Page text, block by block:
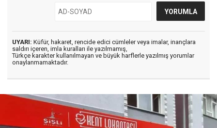
UYARI: Küfür, hakaret, rencide edici cümleler veya imalar, inançlara
saldırı içeren, imla kuralları ile yazılmamış,
Türkçe karakter kullanılmayan ve büyük harflerle yazılmış yorumlar
onaylanmamaktadır.